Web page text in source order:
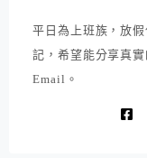
平日為上班族，放
記，希望能分享真
Email。